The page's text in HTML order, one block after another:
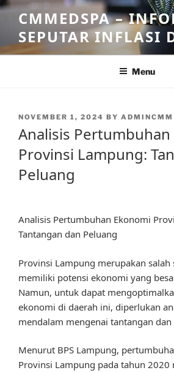
Skip
content
CMMEDSPA –
SEPUTAR INFLASI
Menu
POSTED
NOVEMBER 1, 2024 BY ADMINCMM
Analisis
Provinsi Lampung:
Peluang
Analisis Pertumbuhan Ekonomi
Tantangan dan Peluang
Provinsi Lampung merupakan salah
memiliki potensi ekonomi yang
Namun, untuk dapat
ekonomi di daerah ini, diperlukan
mendalam mengenai tantangan
Menurut BPS Lampung,
Provinsi Lampung pada tahun 2020